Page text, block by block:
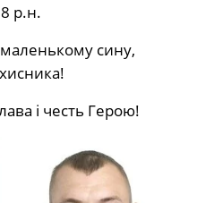
р.н.
сину,
і честь Герою!